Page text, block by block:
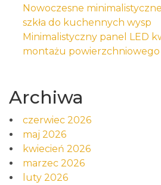
Nowoczesne
szkła do kuchennych wysp
Minimalistyczny panel LED
montażu powierzchniowego
Archiwa
czerwiec 2026
maj 2026
kwiecień 2026
marzec 2026
luty 2026